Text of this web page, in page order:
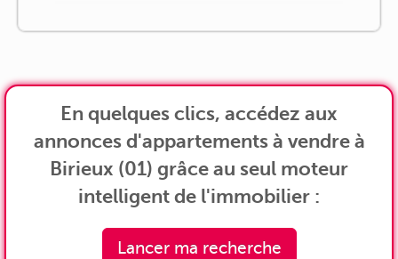
En quelques clics, accédez aux
annonces d'appartements à vendre à
Birieux (01) grâce au seul moteur
intelligent de l'immobilier :
Lancer ma recherche